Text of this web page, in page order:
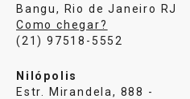
Bangu, Rio de Janeiro RJ
Como chegar?
(21) 97518-5552
Nilópolis
Estr. Mirandela, 888 -